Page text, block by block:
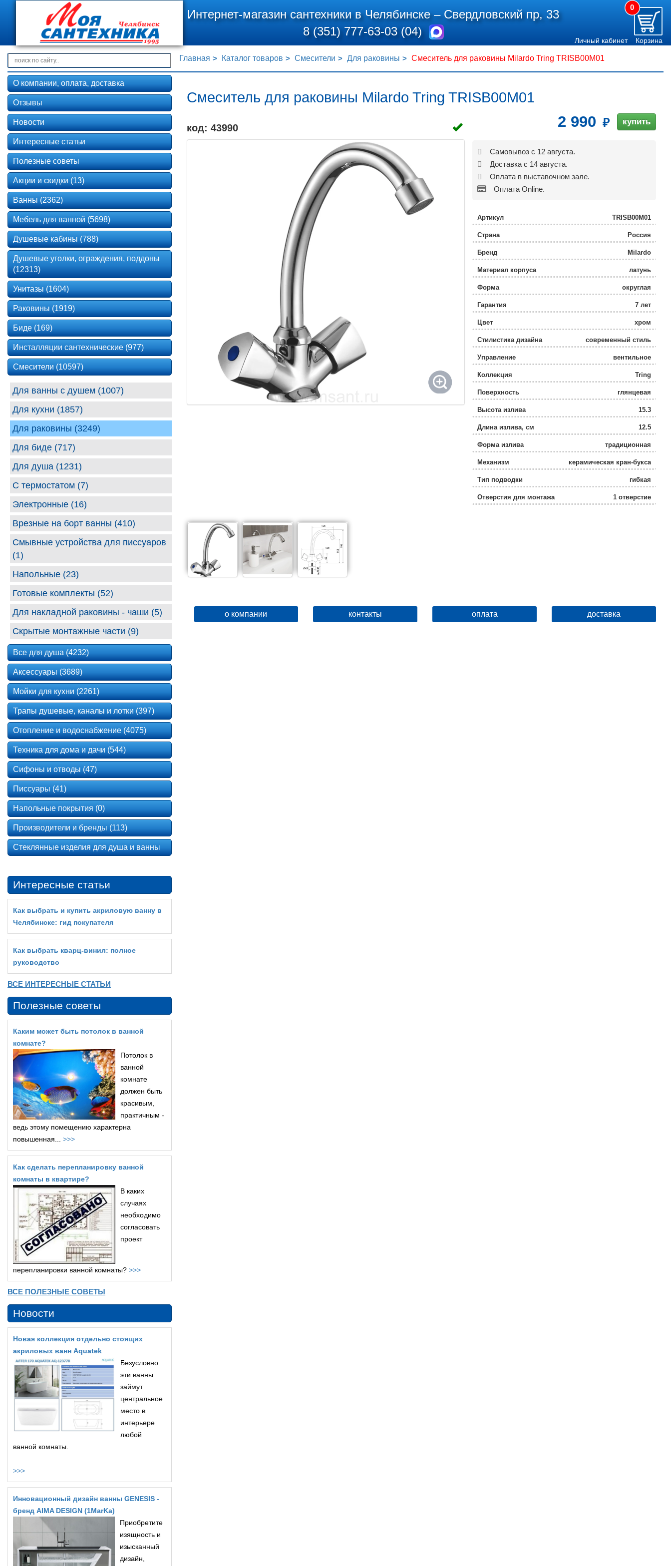
Интернет-магазин сантехники в Челябинске –Свердловский пр, 33
8 (351) 777-63-03 (04)
0
Личный кабинет Корзина
Главная Каталог товаров Смесители Для раковины Смеситель для раковины Milardo Tring TRISB00M01
Смеситель для раковины Milardo Tring TRISB00M01
код: 43990 2 990 купить
Самовывоз с 12 августа.
Доставка с 14 августа.
Оплата в выставочном зале.
Оплата Online.
Артикул TRISB00M01
Страна Россия
Бренд Milardo
Материал корпуса латунь
Форма округлая
Гарантия 7 лет
Цвет хром
Стилистика дизайна современный стиль
Управление вентильное
Коллекция Tring
Поверхность глянцевая
Высота излива 15.3
Длина излива, см 12.5
Форма излива традиционная
Механизм керамическая кран-букса
Тип подводки гибкая
Отверстия для монтажа 1 отверстие
о компании контакты оплата доставка
О компании, оплата, доставка
Отзывы
Новости
Интересные статьи
Полезные советы
Акции и скидки (13)
Ванны (2362)
Мебель для ванной (5698)
Душевые кабины (788)
Душевые уголки, ограждения, поддоны
(12313)
Унитазы (1604)
Раковины (1919)
Биде (169)
Инсталляции сантехнические (977)
Смесители (10597)
Для ванны с душем (1007)
Для кухни (1857)
Для раковины (3249)
Для биде (717)
Для душа (1231)
С термостатом (7)
Электронные (16)
Врезные на борт ванны (410)
Смывные устройства для писсуаров
(1)
Напольные (23)
Готовые комплекты (52)
Для накладной раковины - чаши (5)
Скрытые монтажные части (9)
Все для душа (4232)
Аксессуары (3689)
Мойки для кухни (2261)
Трапы душевые, каналы и лотки (397)
Отопление и водоснабжение (4075)
Техника для дома и дачи (544)
Сифоны и отводы (47)
Писсуары (41)
Напольные покрытия (0)
Производители и бренды (113)
Стеклянные изделия для душа и ванны
Интересные статьи
Как выбрать и купить акриловую ванну в
Челябинске: гид покупателя
Как выбрать кварц‑винил: полное
руководство
ВСЕ ИНТЕРЕСНЫЕ СТАТЬИ
Полезные советы
Каким может быть потолок в ванной
комнате?
Потолок в
ванной
комнате
должен быть
красивым,
практичным -
ведь этому помещению характерна
повышенная... >>>
Как сделать перепланировку ванной
комнаты в квартире?
В каких
случаях
необходимо
согласовать
проект
перепланировки ванной комнаты? >>>
ВСЕ ПОЛЕЗНЫЕ СОВЕТЫ
Новости
Новая коллекция отдельно стоящих
акриловых ванн Aquatek
Безусловно
эти ванны
займут
центральное
место в
интерьере
любой
ванной комнаты.
>>>
Инновационный дизайн ванны GENESIS -
бренд AIMA DESIGN (1MarKa)
Приобретите
изящность и
изысканный
дизайн,